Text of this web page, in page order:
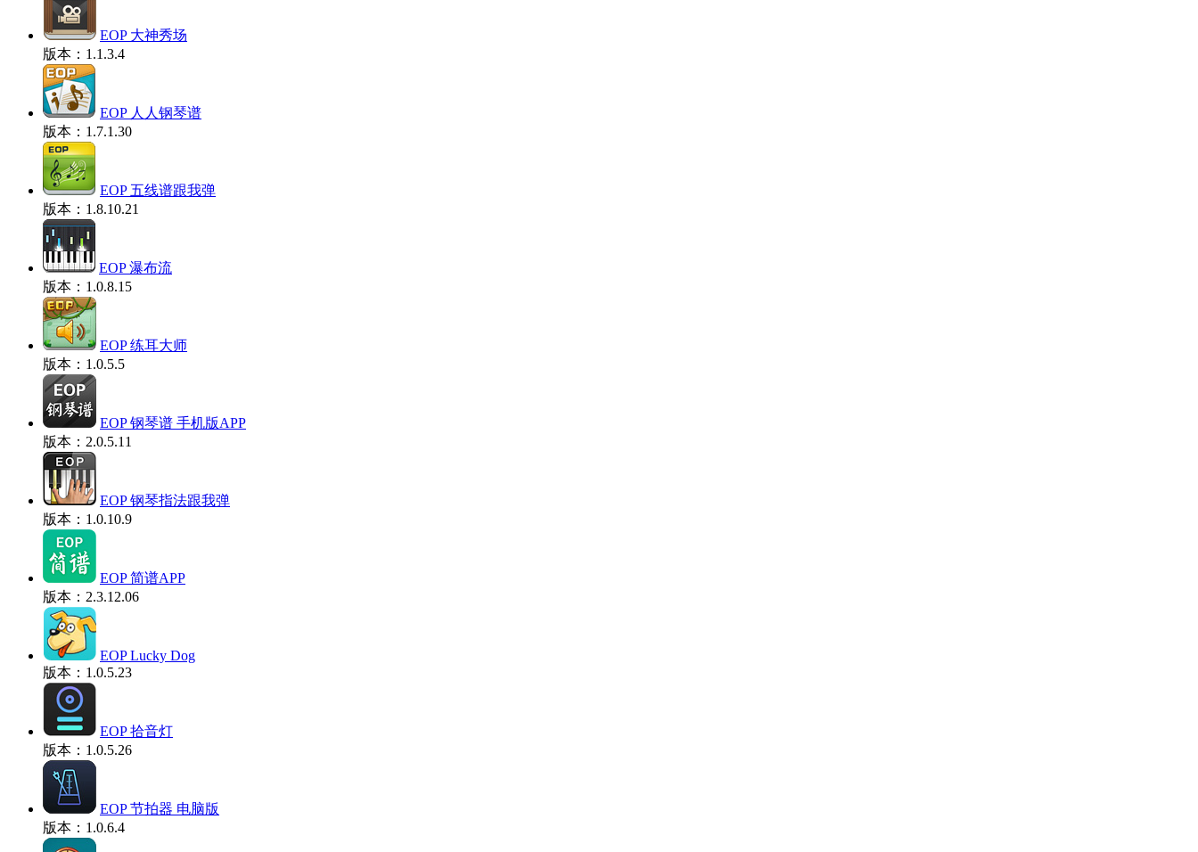
EOP 大神秀场
版本：1.1.3.4
EOP 人人钢琴谱
版本：1.7.1.30
EOP 五线谱跟我弹
版本：1.8.10.21
EOP 瀑布流
版本：1.0.8.15
EOP 练耳大师
版本：1.0.5.5
EOP 钢琴谱 手机版APP
版本：2.0.5.11
EOP 钢琴指法跟我弹
版本：1.0.10.9
EOP 简谱APP
版本：2.3.12.06
EOP Lucky Dog
版本：1.0.5.23
EOP 拾音灯
版本：1.0.5.26
EOP 节拍器 电脑版
版本：1.0.6.4